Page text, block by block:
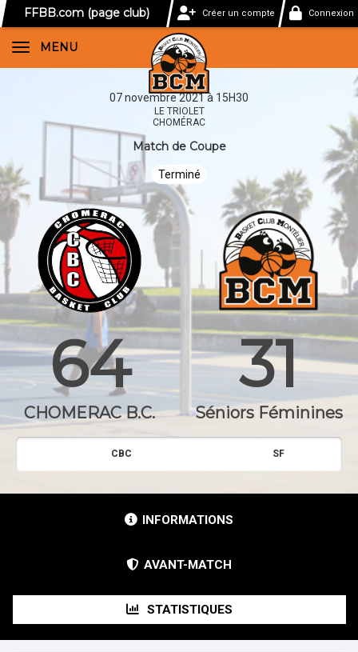
FFBB.com (page club) Créer un compte Connexion
MENU
07 novembre 2021 à 15H30
LE TRIOLET
CHOMÉRAC
Match de Coupe
Terminé
64 31
CHOMERAC B.C. Séniors Féminines
CBC SF
INFORMATIONS
AVANT-MATCH
STATISTIQUES
Panneau de gestion des cookies